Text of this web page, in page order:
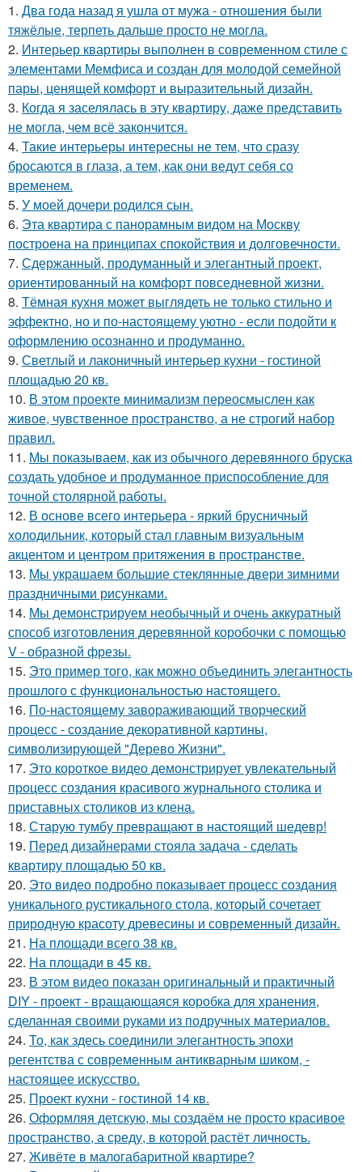
1. Два года назад я ушла от мужа - отношения были
тяжёлые, терпеть дальше просто не могла.
2. Интерьер квартиры выполнен в современном стиле с
элементами Мемфиса и создан для молодой семейной
пары, ценящей комфорт и выразительный дизайн.
3. Когда я заселялась в эту квартиру, даже представить
не могла, чем всё закончится.
4. Такие интерьеры интересны не тем, что сразу
бросаются в глаза, а тем, как они ведут себя со
временем.
5. У моей дочери родился сын.
6. Эта квартира с панорамным видом на Москву
построена на принципах спокойствия и долговечности.
7. Сдержанный, продуманный и элегантный проект,
ориентированный на комфорт повседневной жизни.
8. Тёмная кухня может выглядеть не только стильно и
эффектно, но и по-настоящему уютно - если подойти к
оформлению осознанно и продуманно.
9. Светлый и лаконичный интерьер кухни - гостиной
площадью 20 кв.
10. В этом проекте минимализм переосмыслен как
живое, чувственное пространство, а не строгий набор
правил.
11. Мы показываем, как из обычного деревянного бруска
создать удобное и продуманное приспособление для
точной столярной работы.
12. В основе всего интерьера - яркий брусничный
холодильник, который стал главным визуальным
акцентом и центром притяжения в пространстве.
13. Мы украшаем большие стеклянные двери зимними
праздничными рисунками.
14. Мы демонстрируем необычный и очень аккуратный
способ изготовления деревянной коробочки с помощью
V - образной фрезы.
15. Это пример того, как можно объединить элегантность
прошлого с функциональностью настоящего.
16. По-настоящему завораживающий творческий
процесс - создание декоративной картины,
символизирующей "Дерево Жизни".
17. Это короткое видео демонстрирует увлекательный
процесс создания красивого журнального столика и
приставных столиков из клена.
18. Старую тумбу превращают в настоящий шедевр!
19. Перед дизайнерами стояла задача - сделать
квартиру площадью 50 кв.
20. Это видео подробно показывает процесс создания
уникального рустикального стола, который сочетает
природную красоту древесины и современный дизайн.
21. На площади всего 38 кв.
22. На площади в 45 кв.
23. В этом видео показан оригинальный и практичный
DIY - проект - вращающаяся коробка для хранения,
сделанная своими руками из подручных материалов.
24. То, как здесь соединили элегантность эпохи
регентства с современным антикварным шиком, -
настоящее искусство.
25. Проект кухни - гостиной 14 кв.
26. Оформляя детскую, мы создаём не просто красивое
пространство, а среду, в которой растёт личность.
27. Живёте в малогабаритной квартире?